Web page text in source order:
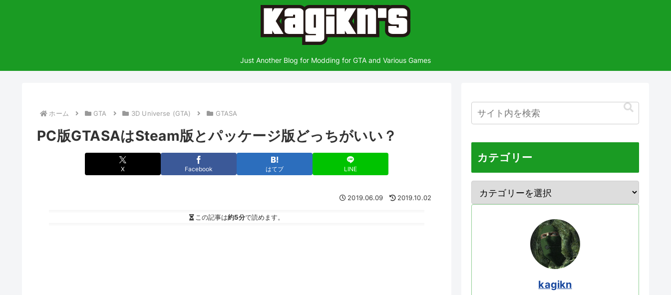
Just Another Blog for Modding for GTA and Various Games
ホーム GTA 3D Universe (GTA) GTASA
PC版GTASAはSteam版とパッケージ版どっちがいい？
X Facebook はてブ LINE
2019.06.09 2019.10.02
この記事は約5分で読めます。
カテゴリー
kagikn